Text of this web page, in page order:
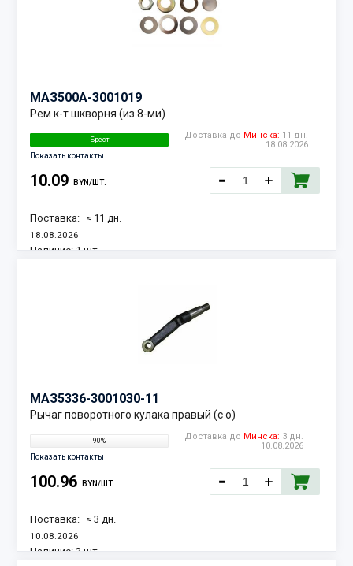
МАЗ500А-3001019
Рем к-т шкворня (из 8-ми)
Брест
Показать контакты
Доставка до Минска: 11 дн.
18.08.2026
10.09 BYN/ШТ.
Поставка: ≈ 11 дн.
18.08.2026
Наличие: 1 шт.
МАЗ5336-3001030-11
Рычаг поворотного кулака правый (с о)
90%
Показать контакты
Доставка до Минска: 3 дн.
10.08.2026
100.96 BYN/ШТ.
Поставка: ≈ 3 дн.
10.08.2026
Наличие: 3 шт.